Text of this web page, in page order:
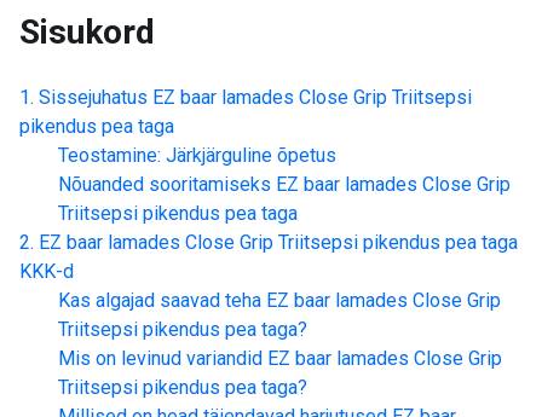
Sisukord
Sissejuhatus EZ baar lamades Close Grip Triitsepsi
pikendus pea taga
Teostamine: Järkjärguline õpetus
Nõuanded sooritamiseks EZ baar lamades Close Grip
Triitsepsi pikendus pea taga
EZ baar lamades Close Grip Triitsepsi pikendus pea taga
KKK-d
Kas algajad saavad teha EZ baar lamades Close Grip
Triitsepsi pikendus pea taga?
Mis on levinud variandid EZ baar lamades Close Grip
Triitsepsi pikendus pea taga?